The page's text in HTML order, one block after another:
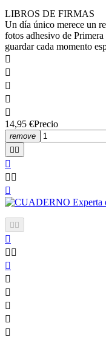
LIBROS DE FIRMAS
Un día único merece un
fotos adhesivo de
guardar cada momento





14,95 €Precio
remove
 

 

 

 





